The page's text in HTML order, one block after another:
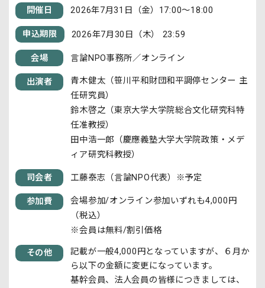
開催日 2026年7月31日（金）17:00～18:00
申込期限 2026年7月30日（木） 23:59
会場 言論NPO事務所／オンライン
出演者
青木健太（笹川平和財団和平調停センター 主
任研究員）
鈴木啓之（東京大学大学院総合文化研究科特
任准教授）
田中浩一郎（慶應義塾大学大学院政策・メデ
ィア研究科教授）
司会者 工藤泰志（言論NPO代表）※予定
参加費
会場参加/オンライン参加いずれも4,000円
（税込）
※会員は無料/割引価格
その他
記載が一般4,000円となっていますが、６月か
ら以下の金額に変更になっています。
基幹会員、法人会員の皆様につきましては、